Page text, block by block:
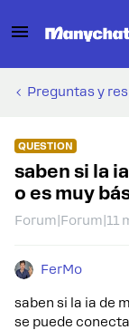
Preguntas y
QUESTION
saben si la
o es muy
Forum|Forum|11
FerMo
saben si la ia de
se puede